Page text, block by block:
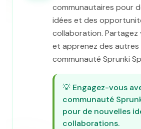
communautaires pour
idées et des
collaboration. Partagez
et apprenez des autres
communauté Sprunki
💡 Engagez-vous
communauté
pour de nouvelles
collaborations.